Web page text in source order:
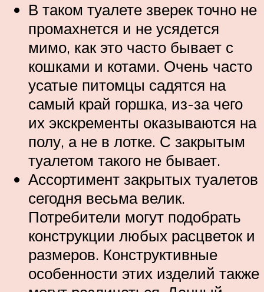
В таком туалете зверек точно не
промахнется и не усядется
мимо, как это часто бывает с
кошками и котами. Очень часто
усатые питомцы садятся на
самый край горшка, из-за чего
их экскременты оказываются на
полу, а не в лотке. С закрытым
туалетом такого не бывает.
Ассортимент закрытых туалетов
сегодня весьма велик.
Потребители могут подобрать
конструкции любых расцветок и
размеров. Конструктивные
особенности этих изделий также